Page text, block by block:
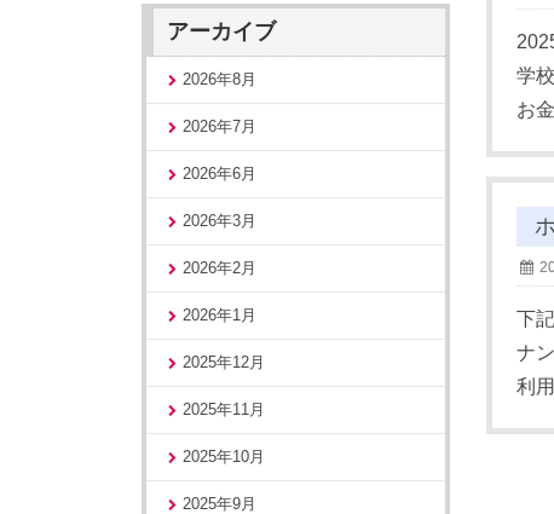
学
お
下
ナ
利
アーカイブ
2026年8月
2026年7月
2026年6月
2026年3月
2026年2月
2026年1月
2025年12月
2025年11月
2025年10月
2025年9月